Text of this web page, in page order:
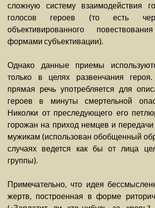
сложную систему взаимодействия
голосов героев (то есть
объективированного
формами субъективации).
Однако данные приемы
только в целях развенчания героя.
прямая речь употребляется для
героев в минуты смертельной
Николки от преследующего его
горожан на приход немцев и
мужикам (использован обобщенный
случаях ведется как бы от лица
группы).
Примечательно, что идея
жертв, построенная в форме